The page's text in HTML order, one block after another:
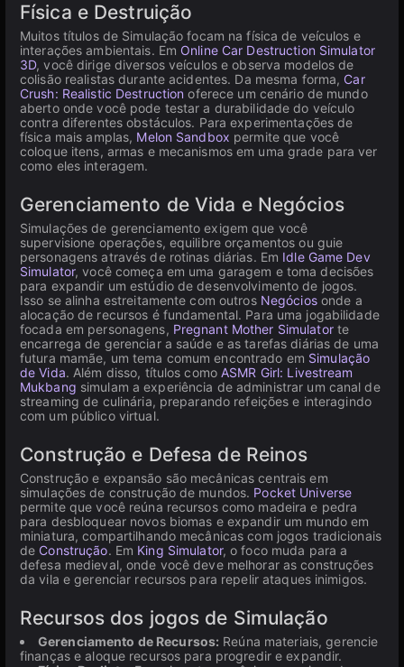
Física e Destruição
Muitos títulos de Simulação focam na física de veículos e
interações ambientais. Em Online Car Destruction Simulator
3D, você dirige diversos veículos e observa modelos de
colisão realistas durante acidentes. Da mesma forma, Car
Crush: Realistic Destruction oferece um cenário de mundo
aberto onde você pode testar a durabilidade do veículo
contra diferentes obstáculos. Para experimentações de
física mais amplas, Melon Sandbox permite que você
coloque itens, armas e mecanismos em uma grade para ver
como eles interagem.
Gerenciamento de Vida e Negócios
Simulações de gerenciamento exigem que você
supervisione operações, equilibre orçamentos ou guie
personagens através de rotinas diárias. Em Idle Game Dev
Simulator, você começa em uma garagem e toma decisões
para expandir um estúdio de desenvolvimento de jogos.
Isso se alinha estreitamente com outros Negóciosonde a
alocação de recursos é fundamental. Para uma jogabilidade
focada em personagens, Pregnant Mother Simulatorte
encarrega de gerenciar a saúde e as tarefas diárias de uma
futura mamãe, um tema comum encontrado em Simulação
de Vida. Além disso, títulos comoASMR Girl: Livestream
Mukbang simulam a experiência de administrar um canal de
streaming de culinária, preparando refeições e interagindo
com um público virtual.
Construção e Defesa de Reinos
Construção e expansão são mecânicas centrais em
simulações de construção de mundos. Pocket Universe
permite que você reúna recursos como madeira e pedra
para desbloquear novos biomas e expandir um mundo em
miniatura, compartilhando mecânicas com jogos tradicionais
de Construção. Em King Simulator, o foco muda para a
defesa medieval, onde você deve melhorar as construções
da vila e gerenciar recursos para repelir ataques inimigos.
Recursos dos jogos de Simulação
Gerenciamento de Recursos: Reúna materiais, gerencie
finanças e aloque recursos para progredir e expandir.